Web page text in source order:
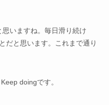
いますね。毎日滑り続け
だと思います。これまで通り
doingです。